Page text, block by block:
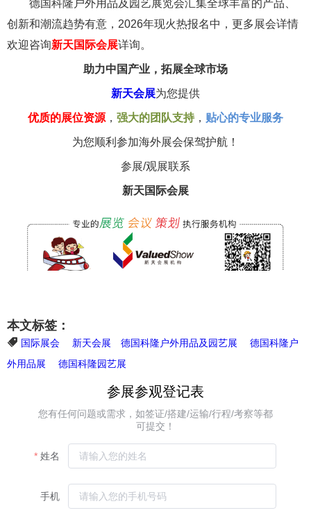
德国科隆户外用品及园艺展览会汇集全球丰富的产品、
创新和潮流趋势有意，2026年现火热报名中，更多展会详情
欢迎咨询新天国际会展详询。
助力中国产业，拓展全球市场
新天会展为您提供
优质的展位资源 ， 强大的团队支持， 贴心的专业服务
为您顺利参加海外展会保驾护航！
参展/观展联系
新天国际会展
本文标签：
国际展会 新天会展 ​德国科隆户外用品及园艺展
德国科隆户
外用品展
德国科隆园艺展